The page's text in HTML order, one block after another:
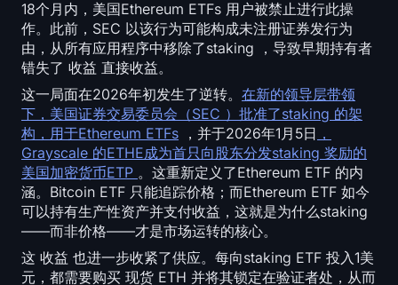
ZEC 热力图
市场数据
Bitcoin 支配
Altcoin Season 目录
恐惧与贪婪指数
RSI 热力图
18个月内，美国Ethereum ETFs 用户被禁止进行此操
作。此前，SEC 以该行为可能构成未注册证券发行为
由，从所有应用程序中移除了staking ，导致早期持有者
错失了 收益 直接收益。
这一局面在2026年初发生了逆转。 在新的领导层带领
下，美国证券交易委员会（SEC ）批准了staking 的架
构，用于Ethereum ETFs ，并于2026年1月5日 ，
Grayscale 的ETHE成为首只向股东分发staking 奖励的
美国加密货币ETP 。这重新定义了Ethereum ETF 的内
涵。Bitcoin ETF 只能追踪价格；而Ethereum ETF 如今
可以持有生产性资产并支付收益，这就是为什么staking
——而非价格——才是市场运转的核心。
这 收益 也进一步收紧了供应。每向staking ETF 投入1美
元，都需要购买 现货 ETH 并将其锁定在验证者处，从而